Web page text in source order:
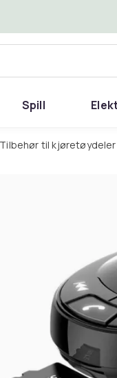
Spill
Tilbehør til kjøretøydeler